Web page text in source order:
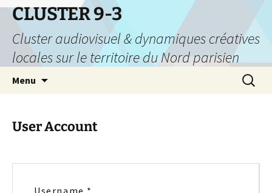
CLUSTER 9-3
Cluster audiovisuel & dynamiques créatives
locales sur le territoire du Nord parisien
Menu
User Account
Username *